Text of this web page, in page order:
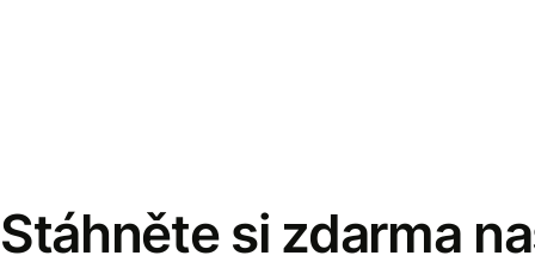
Stáhněte si zdarma